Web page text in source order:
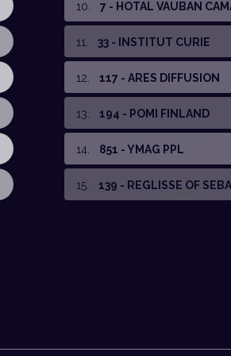
10. 7 - HOTAL VAUBAN
11. 33 - INSTITUT CURIE
12. 117 - ARES DIFFUSION
13. 194 - POMI FINLAND
14. 851 - YMAG PPL
15. 139 - REGLISSE OF